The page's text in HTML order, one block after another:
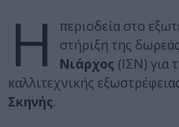
H
περιοδεία στο
στήριξη της
Νιάρχος (ΙΣΝ) για
καλλιτεχνικής
Σκηνής.